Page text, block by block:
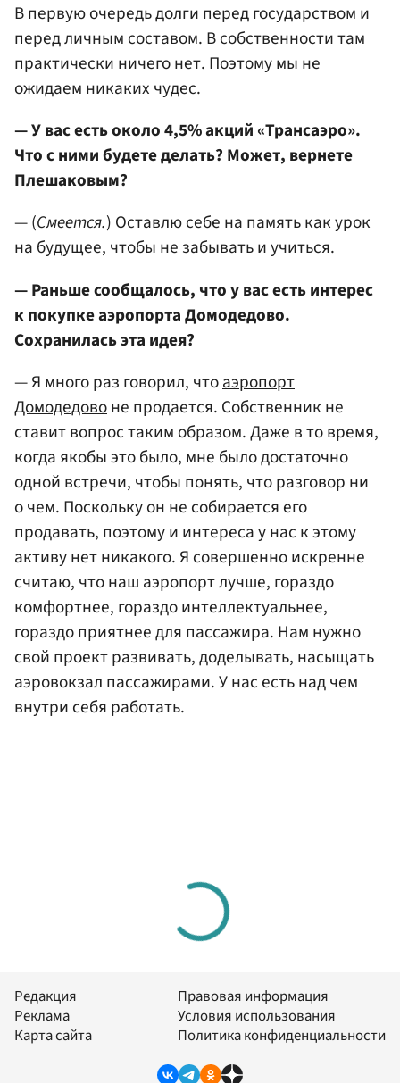
В первую очередь долги перед государством и
перед личным составом. В собственности там
практически ничего нет. Поэтому мы не
ожидаем никаких чудес.
— У вас есть около 4,5% акций «Трансаэро».
Что с ними будете делать? Может, вернете
Плешаковым?
— (Смеется.) Оставлю себе на память как урок
на будущее, чтобы не забывать и учиться.
— Раньше сообщалось, что у вас есть интерес
к покупке аэропорта Домодедово.
Сохранилась эта идея?
— Я много раз говорил, чтоаэропорт
Домодедовоне продается. Собственник не
ставит вопрос таким образом. Даже в то время,
когда якобы это было, мне было достаточно
одной встречи, чтобы понять, что разговор ни
о чем. Поскольку он не собирается его
продавать, поэтому и интереса у нас к этому
активу нет никакого. Я совершенно искренне
считаю, что наш аэропорт лучше, гораздо
комфортнее, гораздо интеллектуальнее,
гораздо приятнее для пассажира. Нам нужно
свой проект развивать, доделывать, насыщать
аэровокзал пассажирами. У нас есть над чем
внутри себя работать.
Редакция
Реклама
Карта сайта
Правовая информация
Условия использования
Политика конфиденциальности